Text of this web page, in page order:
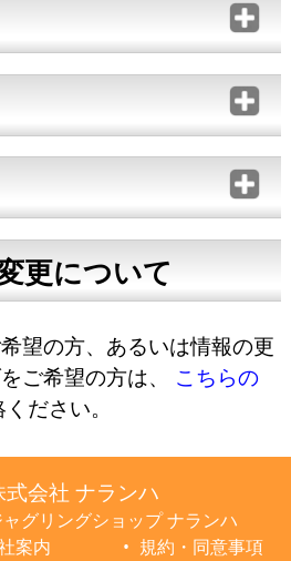
更について
望の方、あるいは情報の更
ご希望の方は、 こちらの
ださい。
式会社 ナランハ
ャグリングショップ ナランハ
案内 規約・同意事項